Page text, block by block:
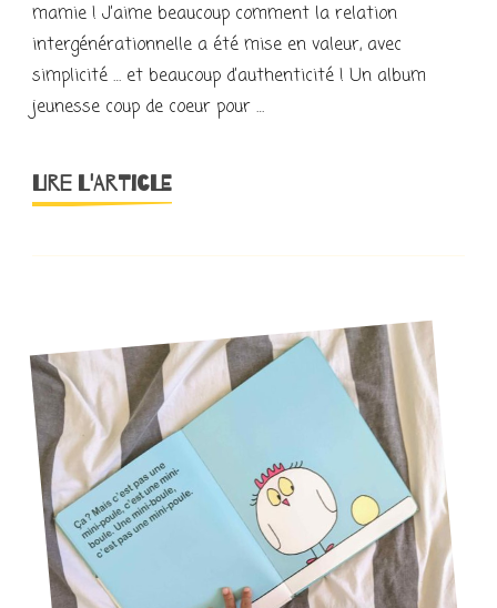
mamie ! J’aime beaucoup comment la relation
intergénérationnelle a été mise en valeur, avec
simplicité … et beaucoup d’authenticité ! Un album
jeunesse coup de coeur pour …
LIRE L'ARTICLE